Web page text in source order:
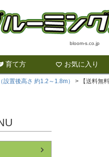
bloom-s.co.jp
育て方 お気に入り
置後高さ 約1.2～1.8m） 【送料無